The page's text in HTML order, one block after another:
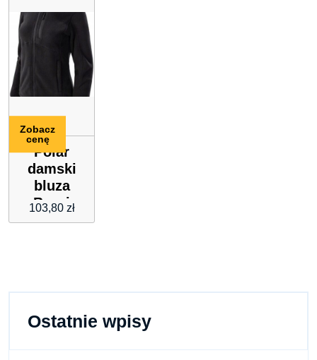
Polar
damski
bluza
Brugi
2NE3
103,80 zł
Zobacz
cenę
Ostatnie wpisy